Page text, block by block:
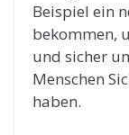
Beispiel ein
bekommen,
und sicher
Menschen
haben.